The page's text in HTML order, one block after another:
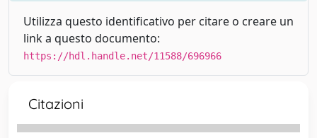
Utilizza questo identificativo per citare o creare un
link a questo documento:
https://hdl.handle.net/11588/696966
Citazioni